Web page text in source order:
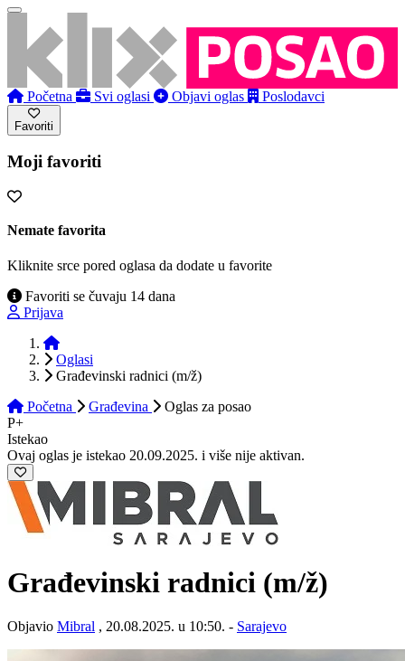
Početna Svi oglasi Objavi oglas Poslodavci
Favoriti
Moji favoriti
Nemate favorita
Kliknite srce pored oglasa da dodate u favorite
Favoriti se čuvaju 14 dana
Prijava
Početna
Oglasi
Građevinski radnici (m/ž)
Početna
Građevina Oglas za posao
P+
Istekao
Ovaj oglas je istekao 20.09.2025. i više nije aktivan.
Građevinski radnici (m/ž)
Objavio Mibral , 20.08.2025. u 10:50. - Sarajevo